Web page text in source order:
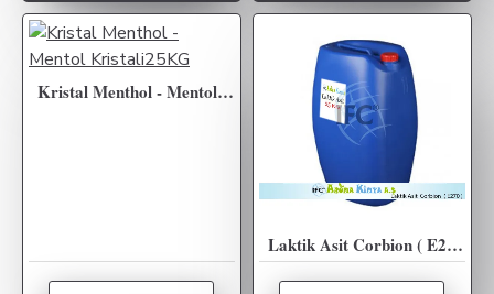
Kristal Menthol - Mentol Kristali25KG
Laktik Asit Corbion ( E270 ) - 25KG